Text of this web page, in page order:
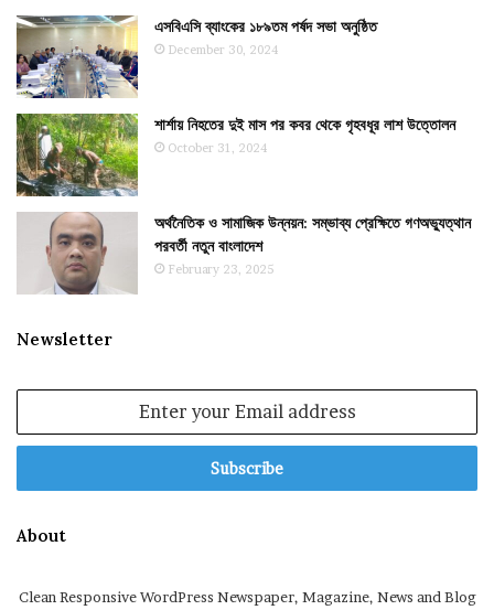
এসবিএসি ব্যাংকের ১৮৯তম পর্ষদ সভা অনুষ্ঠিত
December 30, 2024
শার্শায় নিহতের দুই মাস পর কবর থেকে গৃহবধূর লাশ উত্তোলন
October 31, 2024
অর্থনৈতিক ও সামাজিক উন্নয়ন: সম্ভাব্য প্রেক্ষিতে গণঅভ্যুত্থান
পরবর্তী নতুন বাংলাদেশ
February 23, 2025
Newsletter
Email
About
Clean Responsive WordPress Newspaper, Magazine, News and Blog